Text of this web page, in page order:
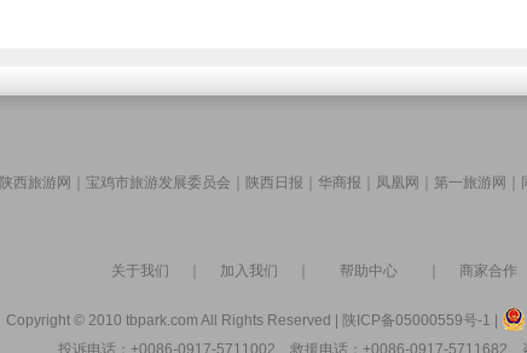
陕西旅游网 宝鸡市旅游发展委员会 陕西日报 华商报 凤凰网 第一旅游网
关于我们 加入我们 帮助中心｜ 商家合作
Copyright © 2010 tbpark.com All Rights Reserved | 陕ICP备05000559号-1
投诉电话：+0086-0917-5711002 救援电话：+0086-0917-5711682